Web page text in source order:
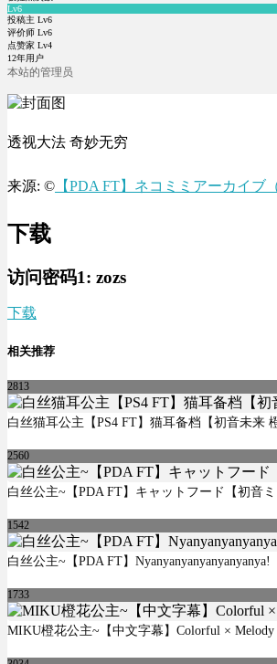
Lv6
投稿主 Lv6
评价师 Lv6
点赞家 Lv4
12年用户
本站的管理员
透视大法 奇妙无穷
来源: © 【PDA FT】ネコミミアーカイブ
下载
访问密码1: zozs
下载
相关推荐
2813
白丝猫耳公主【PS4 FT】猫耳备档【初音未来
2560
白丝公主~【PDA FT】キャットフード【初音
1542
白丝公主~【PDA FT】
1733
MIKU橙花公主~【中文字幕】Colorful ×